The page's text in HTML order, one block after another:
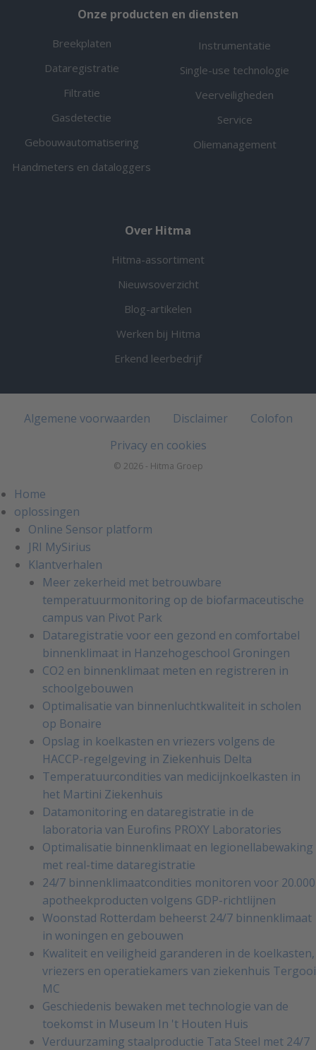
Onze producten en diensten
Breekplaten
Dataregistratie
Filtratie
Gasdetectie
Gebouwautomatisering
Handmeters en dataloggers
Instrumentatie
Single-use technologie
Veerveiligheden
Service
Oliemanagement
Over Hitma
Hitma-assortiment
Nieuwsoverzicht
Blog-artikelen
Werken bij Hitma
Erkend leerbedrijf
Algemene voorwaarden Disclaimer
Colofon
Privacy en cookies
© 2026 - Hitma Groep
Home
oplossingen
Online Sensor platform
JRI MySirius
Klantverhalen
Meer zekerheid met betrouwbare
temperatuurmonitoring op de biofarmaceutische
campus van Pivot Park
Dataregistratie voor een gezond en comfortabel
binnenklimaat in Hanzehogeschool Groningen
CO2 en binnenklimaat meten en registreren in
schoolgebouwen
Optimalisatie van binnenluchtkwaliteit in scholen
op Bonaire
Opslag in koelkasten en vriezers volgens de
HACCP-regelgeving in Ziekenhuis Delta
Temperatuurcondities van medicijnkoelkasten in
het Martini Ziekenhuis
Datamonitoring en dataregistratie in de
laboratoria van Eurofins PROXY Laboratories
Optimalisatie binnenklimaat en legionellabewaking
met real-time dataregistratie
24/7 binnenklimaatcondities monitoren voor 20.000
apotheekproducten volgens GDP-richtlijnen
Woonstad Rotterdam beheerst 24/7 binnenklimaat
in woningen en gebouwen
Kwaliteit en veiligheid garanderen in de koelkasten,
vriezers en operatiekamers van ziekenhuis Tergooi
MC
Geschiedenis bewaken met technologie van de
toekomst in Museum In 't Houten Huis
Verduurzaming staalproductie Tata Steel met 24/7